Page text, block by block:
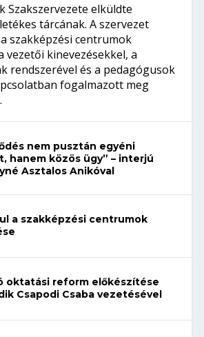
Szakszervezete elküldte
tárcának. A szervezet
szakképzési centrumok
vezetői kinevezésekkel, a
rendszerével és a pedagógusok
fogalmazott meg
nem pusztán egyéni
hanem közös ügy” – interjú
Asztalos Anikóval
a szakképzési centrumok
oktatási reform előkészítése
Csapodi Csaba vezetésével